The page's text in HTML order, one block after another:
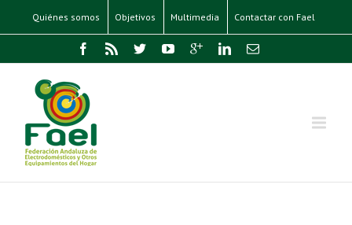
Quiénes somos Objetivos Multimedia Contactar con Fael